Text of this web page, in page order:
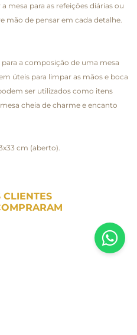
mesa para as refeições diárias ou
mão de pensar em cada detalhe.
a composição de uma mesa
úteis para limpar as mãos e boca
ser utilizados como itens
cheia de charme e encanto
cm (aberto).
CLIENTES